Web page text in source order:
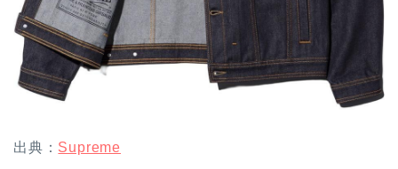
出典： Supreme